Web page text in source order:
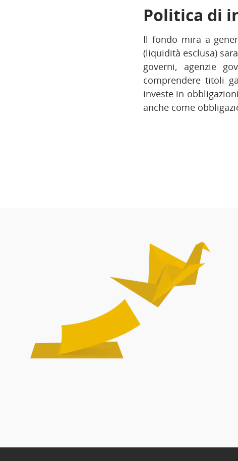
Politica di
Il fondo mira a
(liquidità esclusa)
governi, agenzie
comprendere titoli
investe in
anche come